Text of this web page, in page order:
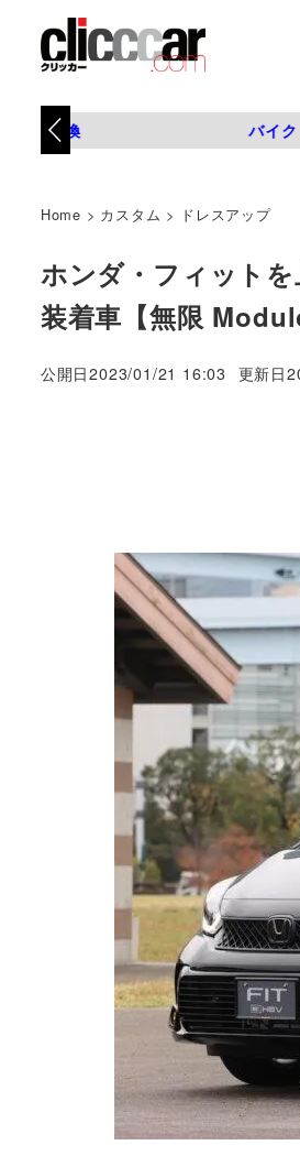
タイヤ交換 バイク
Home > カスタム > ドレスアップ
ホンダ・フィット
装着車【無限
公開日2023/01/21 16:03 更新日